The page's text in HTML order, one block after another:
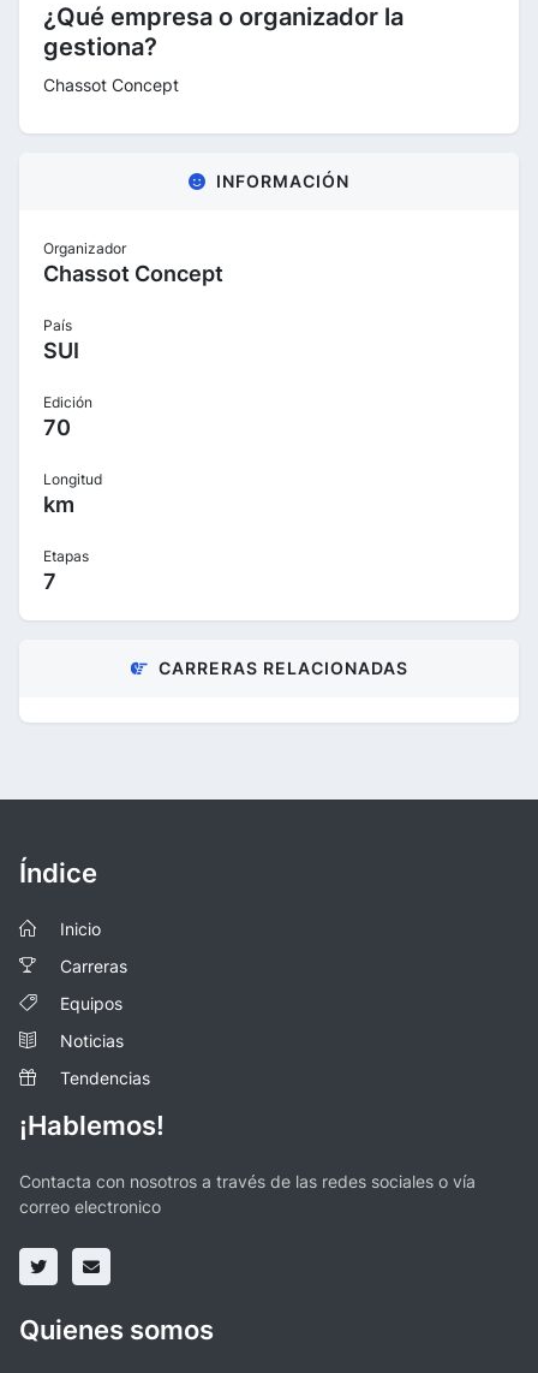
¿Qué empresa o organizador la
gestiona?
Chassot Concept
INFORMACIÓN
Organizador
Chassot Concept
País
SUI
Edición
70
Longitud
km
Etapas
7
CARRERAS RELACIONADAS
Índice
Inicio
Carreras
Equipos
Noticias
Tendencias
¡Hablemos!
Contacta con nosotros a través de las redes sociales o vía
correo electronico
Quienes somos